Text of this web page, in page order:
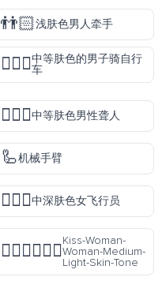
👬🏻浅肤色男人牵手
🚴🏽‍♂️中等肤色的男子骑自行
车
🧏🏽‍♂️中等肤色男性聋人
🦾机械手臂
👩🏾‍✈️中深肤色女飞行员
👩🏼‍❤️‍💋‍👩🏼
Kiss-Woman-
Woman-Medium-
Light-Skin-Tone